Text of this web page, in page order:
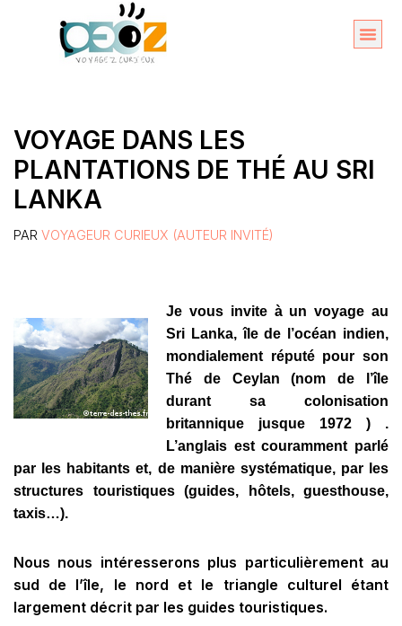
VOYAGE DANS LES
PLANTATIONS DE THÉ AU SRI
LANKA
PAR VOYAGEUR CURIEUX (AUTEUR INVITÉ)
Je vous invite à un voyage au
Sri Lanka, île de l’océan indien,
mondialement réputé pour son
Thé de Ceylan (nom de l’île
durant sa colonisation
britannique jusque 1972 ) .
L’anglais est couramment parlé
par les habitants et, de manière systématique, par les
structures touristiques (guides, hôtels, guesthouse,
taxis…).
Nous nous intéresserons plus particulièrement au
sud de l’île, le nord et le triangle culturel étant
largement décrit par les guides touristiques.